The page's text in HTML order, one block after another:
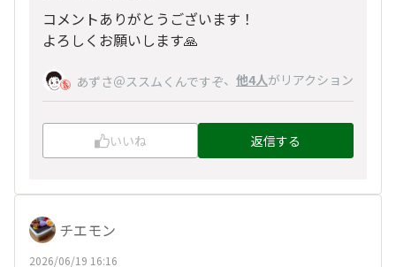
コメントありがとうございます！
よろしくお願いします🙏
あずさ＠ススムくんですぞ、 他4人がリアクション
いいね 返信する
チエモン
2026/06/19 16:16